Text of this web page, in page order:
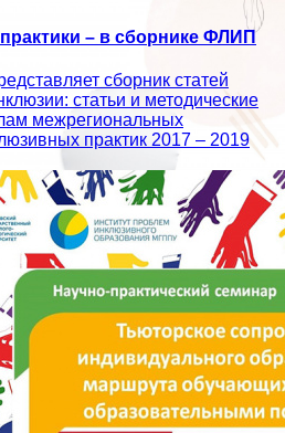
– в сборнике ФЛИП
сборник статей
статьи и методические
межрегиональных
практик 2017 – 2019